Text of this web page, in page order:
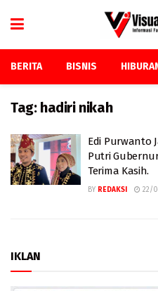
BERITA BISNIS
Tag: hadiri nikah
Edi Purwanto
Putri
Terima Kasih.
BY REDAKSI 22/
IKLAN